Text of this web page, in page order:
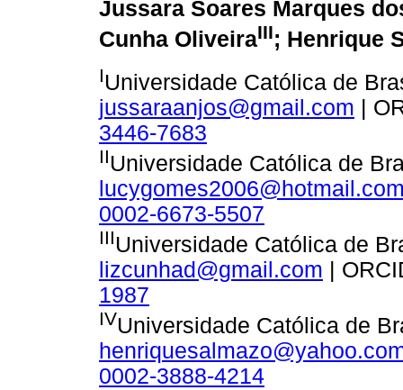
Jussara Soares Marques
Cunha OliveiraIII; Henrique
IUniversidade Católica de
jussaraanjos@gmail.com |
3446-7683
IIUniversidade Católica de
0002-6673-5507
IIIUniversidade Católica de
lizcunhad@gmail.com |
1987
IVUniversidade Católica de
0002-3888-4214